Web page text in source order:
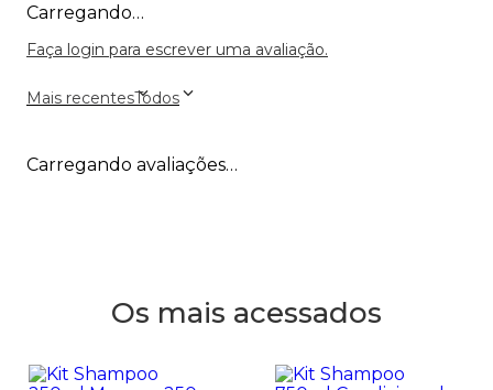
Carregando…
Faça login para escrever uma avaliação.
Mais recentesTodos
Carregando avaliações…
Os mais acessados